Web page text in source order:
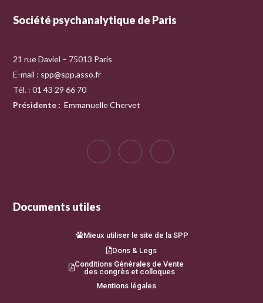
Société psychanalytique de Paris
21 rue Daviel – 75013 Paris
E-mail : spp@spp.asso.fr
Tél. : 01 43 29 66 70
Présidente : Emmanuelle Chervet
Documents utiles
Mieux utiliser le site de la SPP
Dons & Legs
Conditions Générales de Vente
des congrès et colloques
Mentions légales